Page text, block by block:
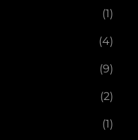
(1)
(4)
(9)
(2)
(1)